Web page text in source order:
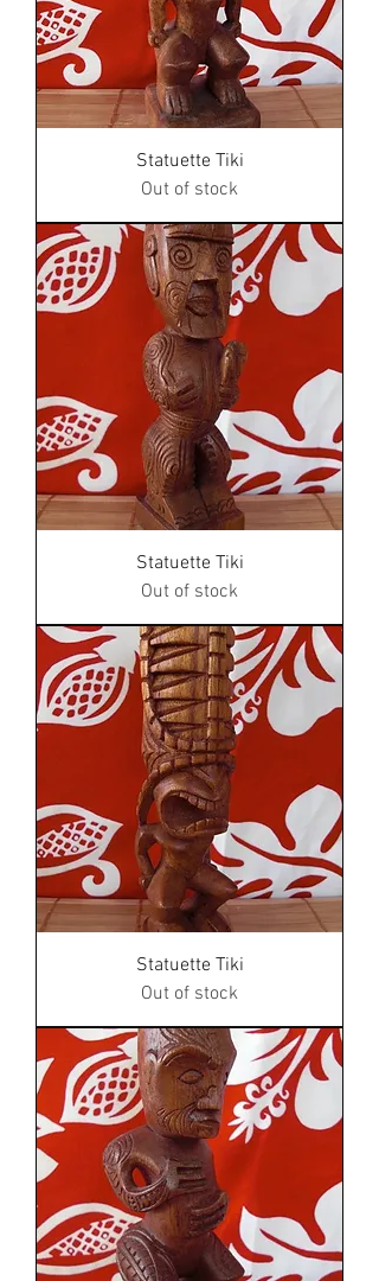
Statuette Tiki
Out of stock
Statuette Tiki
Out of stock
Statuette Tiki
Out of stock